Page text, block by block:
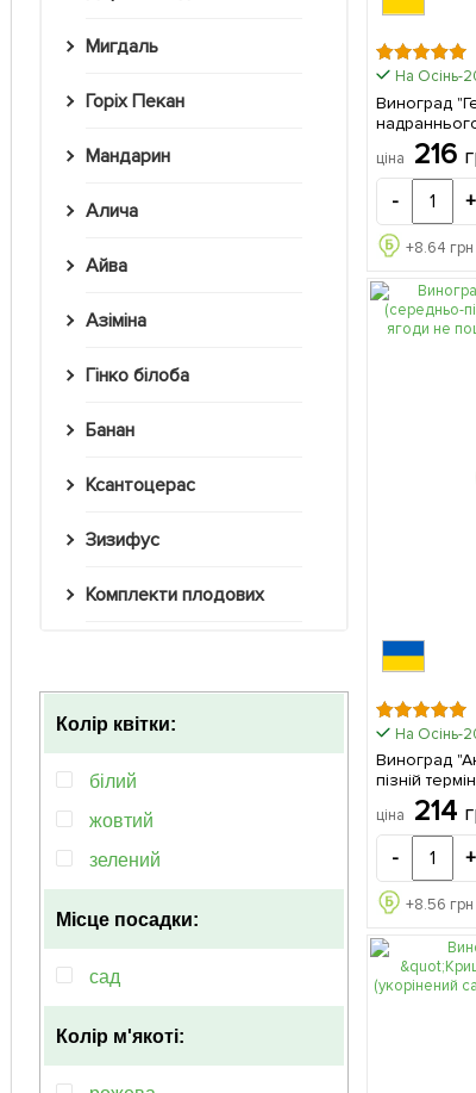
Мигдаль
Горіх Пекан
Мандарин
Алича
Айва
Азіміна
Гінко білоба
Банан
Ксантоцерас
Зизифус
Комплекти плодових
Колір квітки:
білий
жовтий
зелений
Місце посадки:
сад
Колір м'якоті:
На Осінь-
Виноград
морозостійкий) 1
упаковці
ціна 216
- +
+8.64
На Осінь-
Виноград
пізній
не
саджанець в
ціна 214
- +
+8.56